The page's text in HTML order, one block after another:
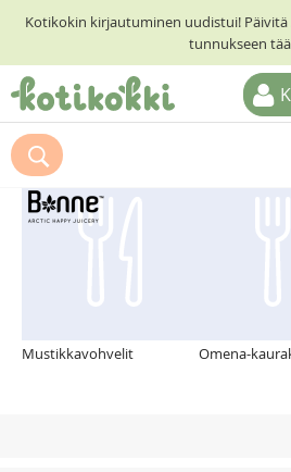
Kotikokin kirjautuminen uudistui!
tunnukseen
ETUSIVU
RESEPTIHAKU
RUOKATEEMAT
Suosittelemme myös
Mustikkavohvelit Omena-